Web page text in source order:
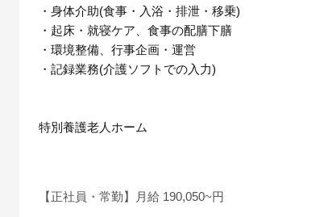
・身体介助(食事・入浴・排泄・移乗)
・起床・就寝ケア、食事の配膳下膳
・環境整備、行事企画・運営
・記録業務(介護ソフトでの入力)
特別養護老人ホーム
【正社員・常勤】月給 190,050~円